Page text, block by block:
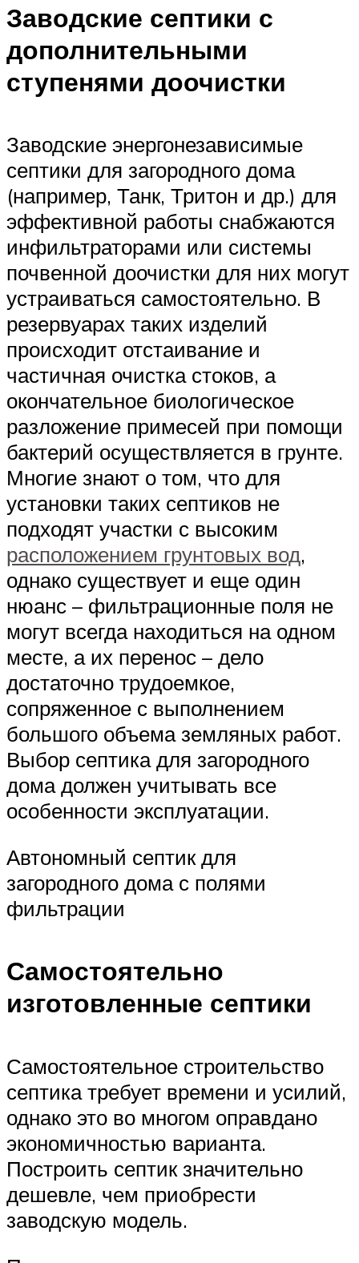
Заводские септики с
дополнительными
ступенями доочистки
Заводские энергонезависимые
септики для загородного дома
(например, Танк, Тритон и др.) для
эффективной работы снабжаются
инфильтраторами или системы
почвенной доочистки для них могут
устраиваться самостоятельно. В
резервуарах таких изделий
происходит отстаивание и
частичная очистка стоков, а
окончательное биологическое
разложение примесей при помощи
бактерий осуществляется в грунте.
Многие знают о том, что для
установки таких септиков не
подходят участки с высоким
расположением грунтовых вод,
однако существует и еще один
нюанс – фильтрационные поля не
могут всегда находиться на одном
месте, а их перенос – дело
достаточно трудоемкое,
сопряженное с выполнением
большого объема земляных работ.
Выбор септика для загородного
дома должен учитывать все
особенности эксплуатации.
Автономный септик для
загородного дома с полями
фильтрации
Самостоятельно
изготовленные септики
Самостоятельное строительство
септика требует времени и усилий,
однако это во многом оправдано
экономичностью варианта.
Построить септик значительно
дешевле, чем приобрести
заводскую модель.